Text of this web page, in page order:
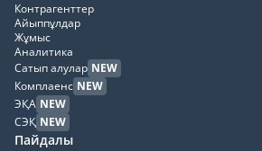
Контрагенттер
Айыппұлдар
Жұмыс
Аналитика
Сатып алулар NEW
Комплаенс NEW
ЭҚА NEW
СЭҚ NEW
Пайдалы